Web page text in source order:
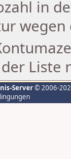
in
Liste
Server© 2006-